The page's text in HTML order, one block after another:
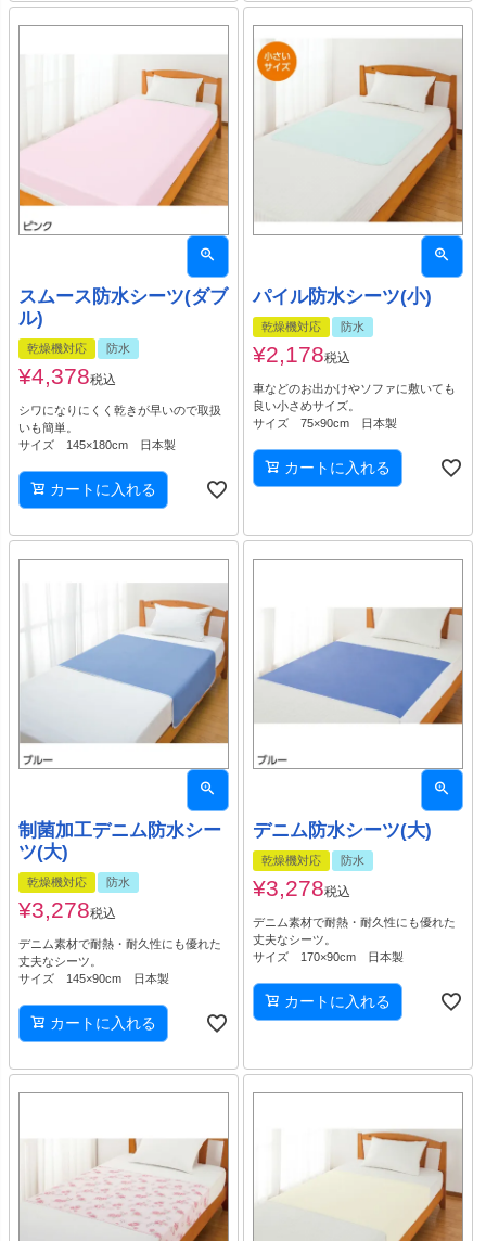
スムース防水シーツ(ダブ
ル)
乾燥機対応 防水
¥4,378税込
シワになりにくく乾きが早いので取扱
いも簡単。
サイズ 145×180cm 日本製
カートに入れる
パイル防水シーツ(小)
乾燥機対応 防水
¥2,178税込
車などのお出かけやソファに敷いても
良い小さめサイズ。
サイズ 75×90cm 日本製
カートに入れる
制菌加工デニム防水シー
ツ(大)
乾燥機対応 防水
¥3,278税込
デニム素材で耐熱・耐久性にも優れた
丈夫なシーツ。
サイズ 145×90cm 日本製
カートに入れる
デニム防水シーツ(大)
乾燥機対応 防水
¥3,278税込
デニム素材で耐熱・耐久性にも優れた
丈夫なシーツ。
サイズ 170×90cm 日本製
カートに入れる